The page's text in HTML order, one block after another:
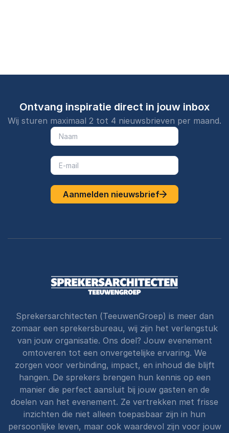
Ontvang inspiratie direct in jouw inbox
Wij sturen maximaal 2 tot 4 nieuwsbrieven per maand.
Aanmelden nieuwsbrief
Sprekersarchitecten (TeeuwenGroep) is meer dan
zomaar een sprekersbureau, wij zijn het verlengstuk
van jouw organisatie. Ons doel? Jouw evenement
omtoveren tot een onvergetelijke ervaring. We
zorgen voor verbinding, impact, en inhoud die blijft
hangen. De sprekers brengen hun kennis op een
manier die perfect aansluit bij jouw gasten en de
doelen van het evenement. Ze vertrekken met frisse
inzichten die niet alleen toepasbaar zijn in hun
persoonlijke leven, maar ook waardevol zijn voor jouw